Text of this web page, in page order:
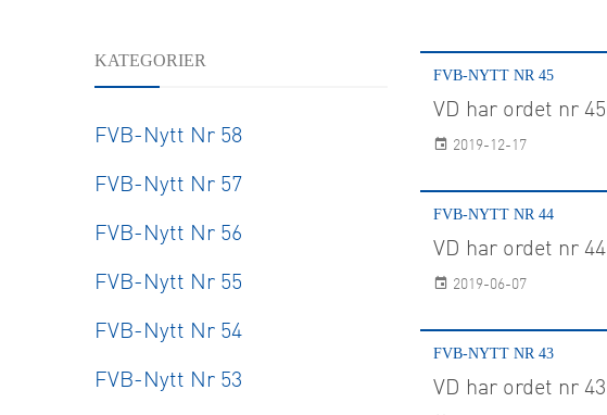
KATEGORIER
FVB-Nytt Nr 58
FVB-Nytt Nr 57
FVB-Nytt Nr 56
FVB-Nytt Nr 55
FVB-Nytt Nr 54
FVB-Nytt Nr 53
FVB-NYTT NR 45
VD har ordet nr 45
2019-12-17
FVB-NYTT NR 44
VD har ordet nr 44
2019-06-07
FVB-NYTT NR 43
VD har ordet nr 43